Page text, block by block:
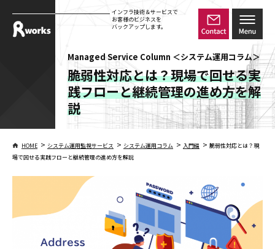
インフラ技術＆サービスで
お客様のビジネスを
バックアップします。
Managed Service Column ＜システム運用コラム＞
脆弱性対応とは？現場で回せる実
践フローと継続管理の進め方を解
説
HOME > システム運用監視サービス > システム運用コラム > 入門編 > 脆弱性対応とは？現
場で回せる実践フローと継続管理の進め方を解説